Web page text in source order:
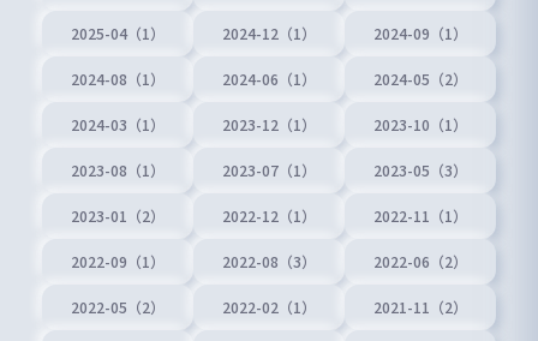
2025-04（1） 2024-12（1） 2024-09（1）
2024-08（1） 2024-06（1） 2024-05（2）
2024-03（1） 2023-12（1） 2023-10（1）
2023-08（1） 2023-07（1） 2023-05（3）
2023-01（2） 2022-12（1） 2022-11（1）
2022-09（1） 2022-08（3） 2022-06（2）
2022-05（2） 2022-02（1） 2021-11（2）